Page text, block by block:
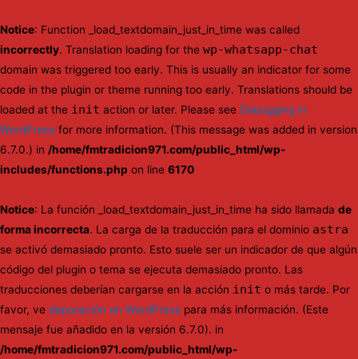
Notice: Function _load_textdomain_just_in_time was called
incorrectly. Translation loading for the wp-whatsapp-chat
domain was triggered too early. This is usually an indicator for some
code in the plugin or theme running too early. Translations should be
loaded at the init action or later. Please see Debugging in
WordPress for more information. (This message was added in version
6.7.0.) in /home/fmtradicion971.com/public_html/wp-
includes/functions.php on line 6170
Notice: La función _load_textdomain_just_in_time ha sido llamada de
forma incorrecta. La carga de la traducción para el dominio astra
se activó demasiado pronto. Esto suele ser un indicador de que algún
código del plugin o tema se ejecuta demasiado pronto. Las
traducciones deberían cargarse en la acción init o más tarde. Por
favor, ve depuración en WordPress para más información. (Este
mensaje fue añadido en la versión 6.7.0). in
/home/fmtradicion971.com/public_html/wp-